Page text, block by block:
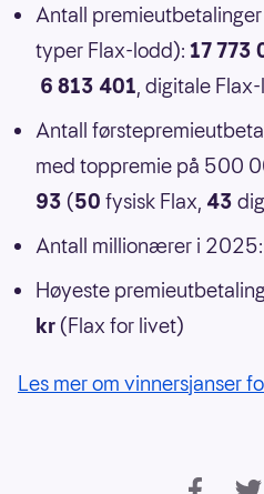
Antall
typer Flax-lodd): 17 773
6 813 401, digitale
Antall
med toppremie på 500
93 (50 fysisk Flax, 43
Antall millionærer i 2025:
Høyeste
kr (Flax for livet)
Les mer om vinnersjanser